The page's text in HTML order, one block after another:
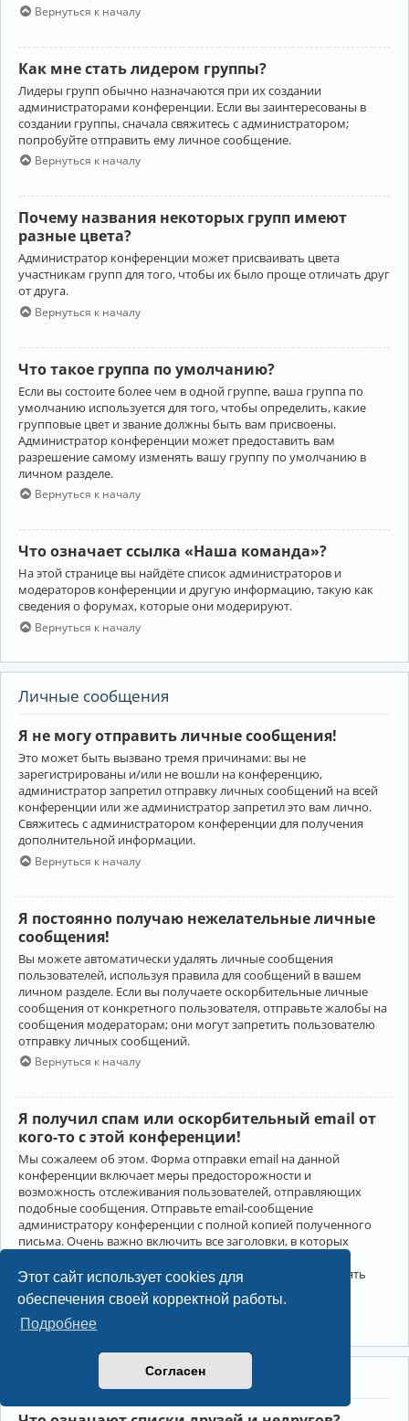
Этот сайт использует cookies для
обеспечения своей корректной работы.
Подробнее
Согласен
Вернуться к началу
Как мне стать лидером группы?
Лидеры групп обычно назначаются при их создании
администраторами конференции. Если вы заинтересованы в
создании группы, сначала свяжитесь с администратором;
попробуйте отправить ему личное сообщение.
Вернуться к началу
Почему названия некоторых групп имеют
разные цвета?
Администратор конференции может присваивать цвета
участникам групп для того, чтобы их было проще отличать друг
от друга.
Вернуться к началу
Что такое группа по умолчанию?
Если вы состоите более чем в одной группе, ваша группа по
умолчанию используется для того, чтобы определить, какие
групповые цвет и звание должны быть вам присвоены.
Администратор конференции может предоставить вам
разрешение самому изменять вашу группу по умолчанию в
личном разделе.
Вернуться к началу
Что означает ссылка «Наша команда»?
На этой странице вы найдёте список администраторов и
модераторов конференции и другую информацию, такую как
сведения о форумах, которые они модерируют.
Вернуться к началу
Личные сообщения
Я не могу отправить личные сообщения!
Это может быть вызвано тремя причинами: вы не
зарегистрированы и/или не вошли на конференцию,
администратор запретил отправку личных сообщений на всей
конференции или же администратор запретил это вам лично.
Свяжитесь с администратором конференции для получения
дополнительной информации.
Вернуться к началу
Я постоянно получаю нежелательные личные
сообщения!
Вы можете автоматически удалять личные сообщения
пользователей, используя правила для сообщений в вашем
личном разделе. Если вы получаете оскорбительные личные
сообщения от конкретного пользователя, отправьте жалобы на
сообщения модераторам; они могут запретить пользователю
отправку личных сообщений.
Вернуться к началу
Я получил спам или оскорбительный email от
кого-то с этой конференции!
Мы сожалеем об этом. Форма отправки email на данной
конференции включает меры предосторожности и
возможность отслеживания пользователей, отправляющих
подобные сообщения. Отправьте email-сообщение
администратору конференции с полной копией полученного
письма. Очень важно включить все заголовки, в которых
Администратор конференции сможет в этом случае принять
меры.
Друзья и недруги